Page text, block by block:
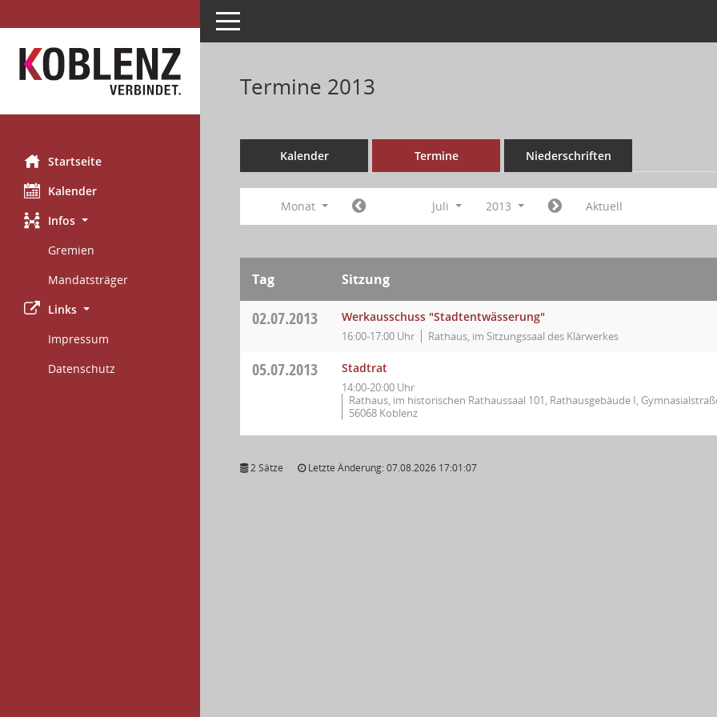
Startseite
Kalender
Infos
Gremien
Mandatsträger
Links
Impressum
Datenschutz
Toggle navigation
Termine 2013
Kalender Termine Niederschriften
Monat Juli 2013 Aktuell
Tag Sitzung
02.07.2013 Werkausschuss "Stadtentwässerung"
16:00-17:00 Uhr Rathaus, im Sitzungssaal des Klärwerkes
05.07.2013 Stadtrat
14:00-20:00 Uhr
Rathaus, im historischen Rathaussaal 101, Rathausgebäude I,
56068 Koblenz
2 Sätze Letzte Änderung: 07.08.2026 17:01:07